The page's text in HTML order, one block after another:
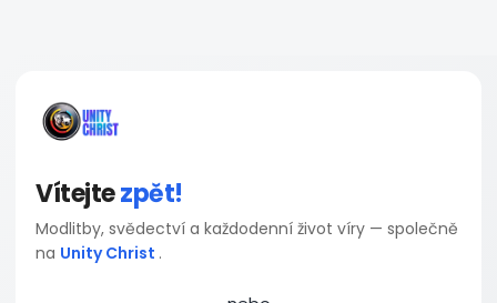
Vítejtezpět!
Modlitby, svědectví a každodenní život víry — společně
na Unity Christ .